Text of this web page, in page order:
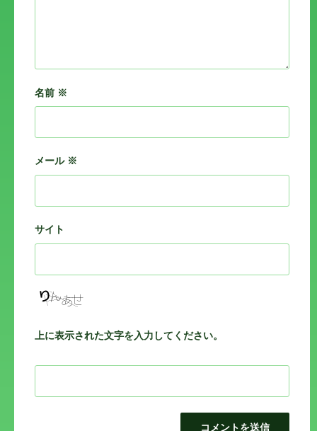
名前 ※
メール ※
サイト
上に表示された文字を入力してください。